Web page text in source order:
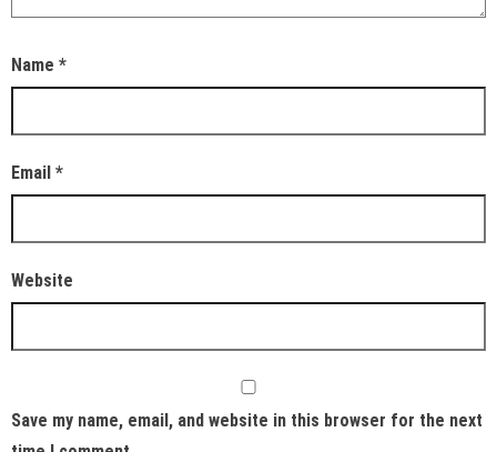
Name *
Email *
Website
Save my name, email, and website in this browser for the next